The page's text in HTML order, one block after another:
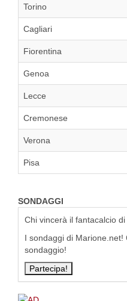
Torino
Cagliari
Fiorentina
Genoa
Lecce
Cremonese
Verona
Pisa
SONDAGGI
Chi vincerà il fantacalcio
I sondaggi di
sondaggio!